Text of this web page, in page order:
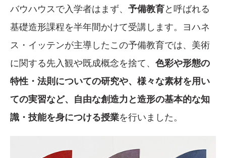
バウハウスで入学者はまず、 予備教育と呼ばれる
基礎造形課程を半年間かけて受講します。ヨハネ
ス・イッテンが主導したこの予備教育では、美術
に関する先入観や既成概念を捨て、 色彩や形態の
特性・法則についての研究や、様々な素材を用い
ての実習など、自由な創造力と造形の基本的な知
識・技能を身につける授業を行いました。